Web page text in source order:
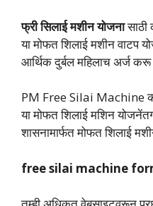
फ्री सिलाई मशीन योजनासाठी
या मोफत शिलाई मशीन वाटप
आर्थिक दुर्बल महिलाच अर्ज
PM Free Silai Machine
या मोफत शिलाई मशिन
शासनामार्फत मोफत शिलाई
free silai machine